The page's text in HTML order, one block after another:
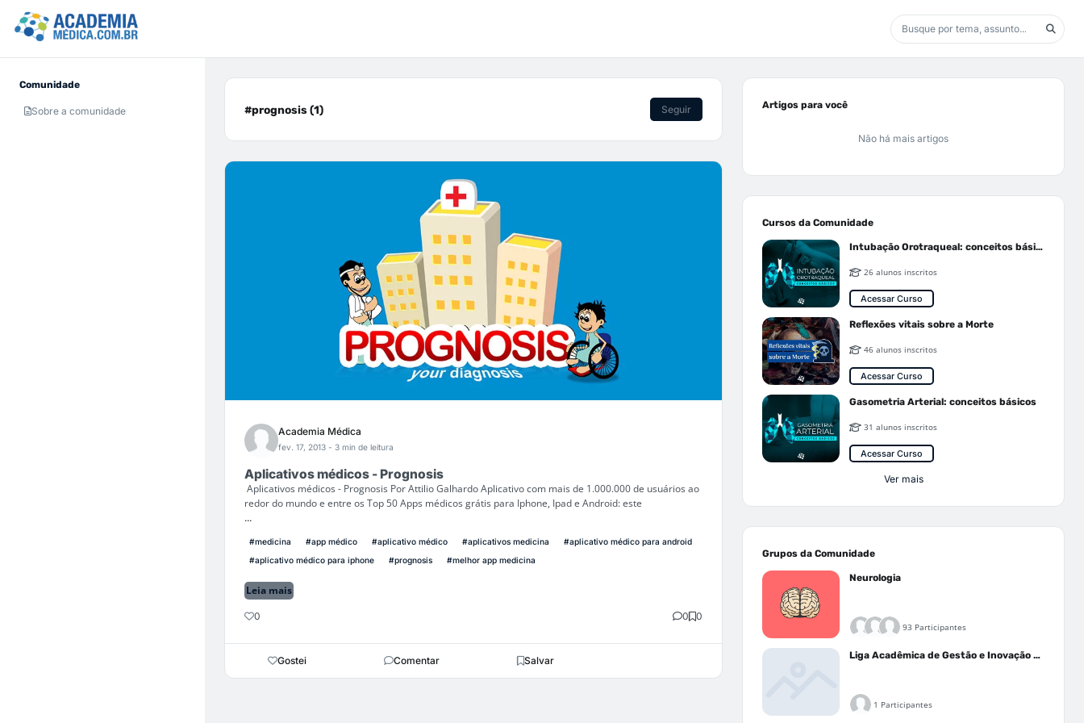
Comunidade
Sobre a comunidade #prognosis (1) Seguir
Academia Médica
fev. 17, 2013 - 3 min de leitura
Aplicativos médicos - Prognosis
Aplicativos médicos - Prognosis Por Attilio Galhardo Aplicativo com mais de 1.000.000 de usuários ao
redor do mundo e entre os Top 50 Apps médicos grátis para Iphone, Ipad e Android: este
...
#medicina #app médico #aplicativo médico #aplicativos medicina
#aplicativo médico para android
#aplicativo médico para iphone
#prognosis #melhor app medicina
Leia mais
0 0 0
Gostei Comentar Salvar
Artigos para você
Não há mais artigos
Cursos da Comunidade
Intubação Orotraqueal: conceitos básicos
26 alunos inscritos
Acessar Curso
Reflexões vitais sobre a Morte
46 alunos inscritos
Acessar Curso
Gasometria Arterial: conceitos básicos
31 alunos inscritos
Acessar Curso
Ver mais
Grupos da Comunidade
Neurologia
93 Participantes
Liga Acadêmica de Gestão e Inovação Médica - LAGIM
1 Participantes